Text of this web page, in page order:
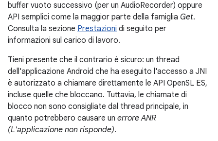
buffer vuoto successivo (per un AudioRecorder) oppure
API semplici come la maggior parte della famiglia Get.
Consulta la sezione Prestazioni di seguito per
informazioni sul carico di lavoro.
Tieni presente che il contrario è sicuro: un thread
dell'applicazione Android che ha eseguito l'accesso a JNI
è autorizzato a chiamare direttamente le API OpenSL ES,
incluse quelle che bloccano. Tuttavia, le chiamate di
blocco non sono consigliate dal thread principale, in
quanto potrebbero causare un errore ANR
(L'applicazione non risponde).